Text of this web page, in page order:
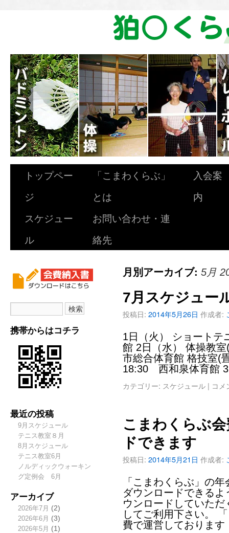
トップペー
ジ
「こまわくらぶ」
とは
入会案
内
スケジュー
ル
お問い合わせ・連
絡先
携帯からはコチラ
最近の投稿
9月スケジュール
テニス教室８月
8月スケジュール
テニス教室6月
ノルディックウォーキン
グ定例会 6月
アーカイブ
2026年7月 (2)
2026年6月 (3)
2026年5月 (1)
月別アーカイブ: 5月
7月スケジュー
投稿日: 2014年5月26日 作成者:
1日（火） ショート
館 2日（水） 体操教
市総合体育館 格技室(
18:30 西和泉体育館
カテゴリー: スケジュール | コメ
こまわくらぶ
ドできます
投稿日: 2014年5月21日 作成者:
「こまわくらぶ」の
ダウンロードできる
ウンロードしていた
してご利用下さい。
費で運営しておりま